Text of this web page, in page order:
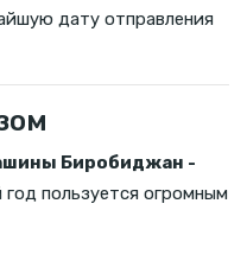
дату отправления
Биробиджан -
год пользуется огромным